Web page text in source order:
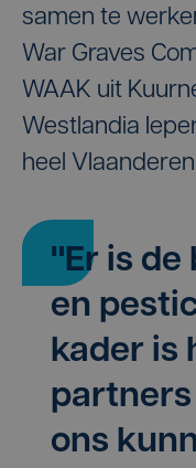
samen te
War Graves
WAAK uit
Westlandia
heel
" Er is
en
kader is
ons